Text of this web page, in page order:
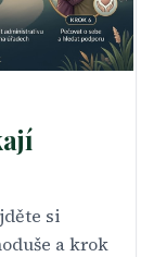
si
a krok